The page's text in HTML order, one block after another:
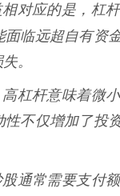
对应的是，杠
面临远超自有资
。
杠杆意味着微
不仅增加了投
通常需要支付